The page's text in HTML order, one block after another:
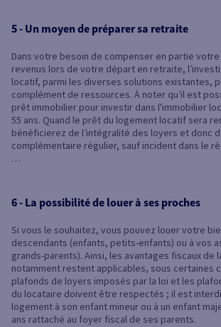
5 - Un moyen de préparer sa retraite
Dans votre besoin de compenser en partie
revenus lors de votre départ en retraite,
locatif, parmi les diverses solutions existantes,
complément de ressources. À noter qu’il est
prêt immobilier pour investir dans l'immobilier
55 ans. Quand le prêt du logement locatif sera
bénéficierez de l’intégralité des loyers et donc
complémentaire régulier, sauf incident dans le
…
6 - La possibilité de louer à ses proches
Si vous le souhaitez, vous pouvez louer votre
descendants (enfants, petits-enfants) ou à vos
grands-parents). Ainsi, les avantages fiscaux de
notamment restent applicables, sous certaines
plafonds de loyers imposés par la loi et les
du locataire doivent être respectés ; il est
logement à son enfant mineur ou à un enfant
ans rattaché au foyer fiscal de ses parents.